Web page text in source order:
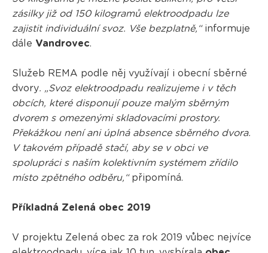
zásilky již od 150 kilogramů elektroodpadu lze
zajistit individuální svoz. Vše bezplatně,“informuje
dále Vandrovec.
Služeb REMA podle něj využívají i obecní sběrné
dvory. „Svoz elektroodpadu realizujeme i v těch
obcích, které disponují pouze malým sběrným
dvorem s omezenými skladovacími prostory.
Překážkou není ani úplná absence sběrného dvora.
V takovém případě stačí, aby se v obci ve
spolupráci s naším kolektivním systémem zřídilo
místo zpětného odběru,“připomíná.
Příkladná Zelená obec 2019
V projektu Zelená obec za rok 2019 vůbec nejvíce